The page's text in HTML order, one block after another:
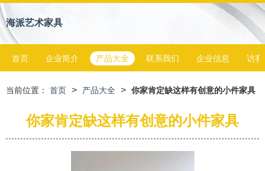
海派艺术家具
首页 企业简介 产品大全 联系我们 企业信息 访客
当前位置： 首页 > 产品大全 > 你家肯定缺这样有创意的小件家具
你家肯定缺这样有创意的小件家具